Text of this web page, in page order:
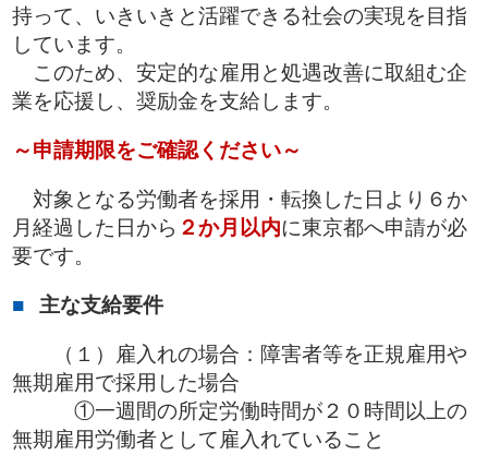
持って、いきいきと活躍できる社会の実現を目指
しています。
このため、安定的な雇用と処遇改善に取組む企
業を応援し、奨励金を支給します。
～申請期限をご確認ください～
対象となる労働者を採用・転換した日より６か
月経過した日から ２か月以内に東京都へ申請が必
要です。
主な支給要件
（１）雇入れの場合：障害者等を正規雇用や
無期雇用で採用した場合
①一週間の所定労働時間が２０時間以上の
無期雇用労働者として雇入れていること